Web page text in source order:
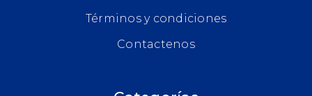
Términos y condiciones
Contactenos